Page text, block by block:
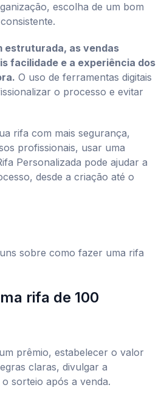
escolha de um bom
estruturada, as vendas
facilidade e a experiência dos
O uso de ferramentas digitais
o processo e evitar
rifa com mais segurança,
profissionais, usar uma
Personalizada pode ajudar a
desde a criação até o
sobre como fazer uma rifa
rifa de 100
prêmio, estabelecer o valor
claras, divulgar a
sorteio após a venda.